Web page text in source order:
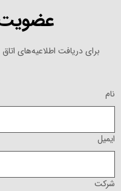
عضویت
برای دریافت اطلاعیه‌های
نام
ایمیل
شرکت